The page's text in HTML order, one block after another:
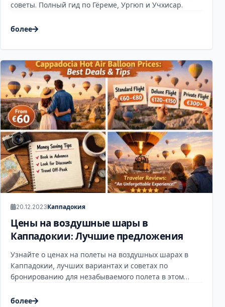
советы. Полный гид по Гёреме, Ургюп и Учхисар.
более
20.12.2023Каппадокия
Цены на воздушные шары в
Каппадокии: Лучшие предложения
Узнайте о ценах на полеты на воздушных шарах в
Каппадокии, лучших вариантах и советах по
бронированию для незабываемого полета в этом
более